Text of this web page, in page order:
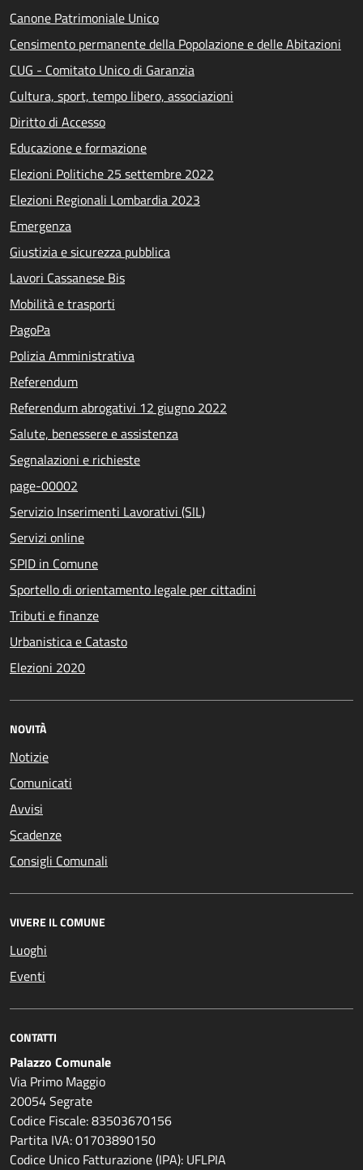
Canone Patrimoniale Unico
Censimento permanente della Popolazione e delle Abitazioni
CUG - Comitato Unico di Garanzia
Cultura, sport, tempo libero, associazioni
Diritto di Accesso
Educazione e formazione
Elezioni Politiche 25 settembre 2022
Elezioni Regionali Lombardia 2023
Emergenza
Giustizia e sicurezza pubblica
Lavori Cassanese Bis
Mobilità e trasporti
PagoPa
Polizia Amministrativa
Referendum
Referendum abrogativi 12 giugno 2022
Salute, benessere e assistenza
Segnalazioni e richieste
page-00002
Servizio Inserimenti Lavorativi (SIL)
Servizi online
SPID in Comune
Sportello di orientamento legale per cittadini
Tributi e finanze
Urbanistica e Catasto
Elezioni 2020
NOVITÀ
Notizie
Comunicati
Avvisi
Scadenze
Consigli Comunali
VIVERE IL COMUNE
Luoghi
Eventi
CONTATTI
Palazzo Comunale
Via Primo Maggio
20054 Segrate
Codice Fiscale: 83503670156
Partita IVA: 01703890150
Codice Unico Fatturazione (IPA): UFLPIA